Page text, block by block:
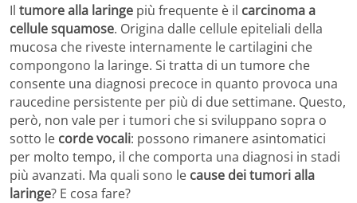
Il tumore alla laringe più frequente è il carcinoma a
cellule squamose. Origina dalle cellule epiteliali della
mucosa che riveste internamente le cartilagini che
compongono la laringe. Si tratta di un tumore che
consente una diagnosi precoce in quanto provoca una
raucedine persistente per più di due settimane. Questo,
però, non vale per i tumori che si sviluppano sopra o
sotto le corde vocali: possono rimanere asintomatici
per molto tempo, il che comporta una diagnosi in stadi
più avanzati. Ma quali sono le cause dei tumori alla
laringe? E cosa fare?